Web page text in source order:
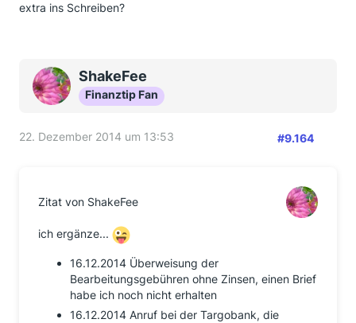
extra ins Schreiben?
ShakeFee
Finanztip Fan
22. Dezember 2014 um 13:53 #9.164
Zitat von ShakeFee
ich ergänze...
16.12.2014 Überweisung der
Bearbeitungsgebühren ohne Zinsen, einen Brief
habe ich noch nicht erhalten
16.12.2014 Anruf bei der Targobank, die